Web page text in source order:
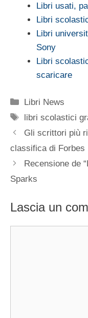
Libri usati,
Libri
Libri
Sony
Libri
scaricare
Categorie
Libri News
Tag
libri scolastici
Gli scrittori più
classifica di Forbes
Recensione de
Sparks
Lascia un